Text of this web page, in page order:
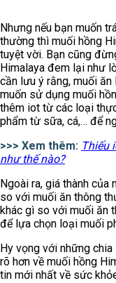
Nhưng nếu bạn muốn
thường thì muối hồng
tuyệt vời. Bạn cũng
Himalaya đem lại như
cần lưu ý rằng, muối ăn
muốn sử dụng muối
thêm iot từ các loại
phẩm từ sữa, cá,… để
>>> Xem thêm: Thiếu
như thế nào?
Ngoài ra, giá thành
so với muối ăn thông
khác gì so với muối ăn
để lựa chọn loại muối
Hy vọng với những
rõ hơn về muối hồng
tin mới nhất về sức